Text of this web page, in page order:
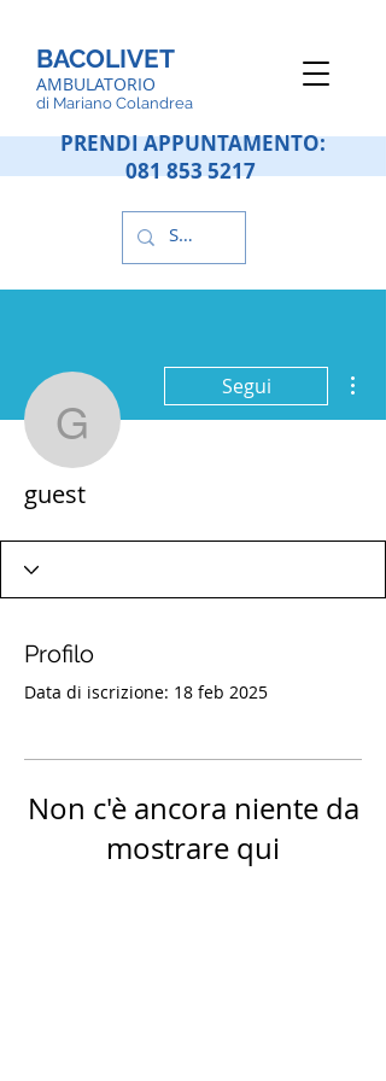
BACOLIVET
AMBULATORIO
di Mariano Colandrea
PRENDI APPUNTAMENTO:
081 853 5217
guest
Segui
guest
Profilo
Data di iscrizione: 18 feb 2025
Non c'è ancora niente da
mostrare qui